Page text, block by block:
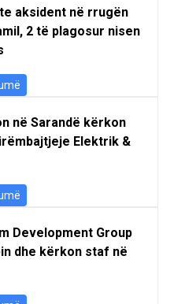
aksident në rrugën
2 të plagosur nisen
në Sarandë kërkon
Elektrik &
Development Group
dhe kërkon staf në